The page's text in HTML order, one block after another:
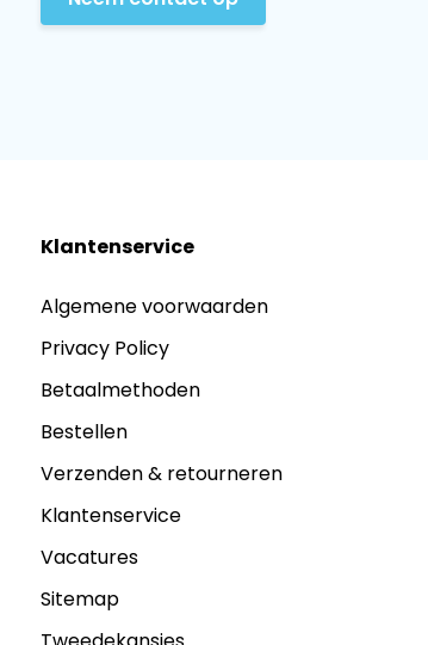
Klantenservice
Algemene voorwaarden
Privacy Policy
Betaalmethoden
Bestellen
Verzenden & retourneren
Klantenservice
Vacatures
Sitemap